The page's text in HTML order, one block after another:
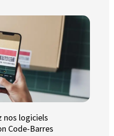
nos logiciels
Code-Barres